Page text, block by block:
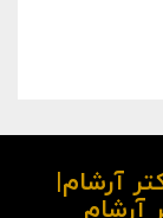
آرشام|
آرشام